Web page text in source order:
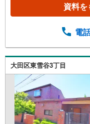
資料を
電
大田区東雪谷3丁目